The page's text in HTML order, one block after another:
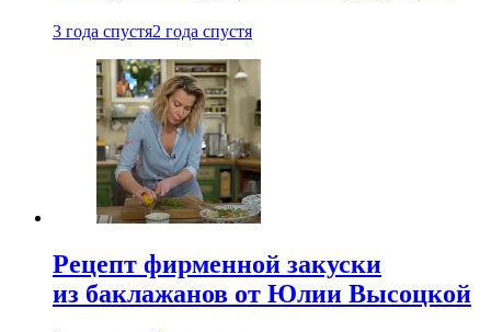
3 года спустя2 года спустя
Рецепт фирменной закуски
из баклажанов от Юлии Высоцкой